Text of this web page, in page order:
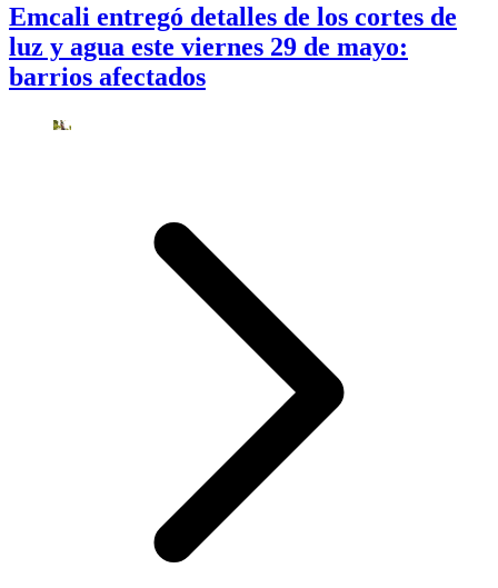
Emcali entregó detalles de los cortes de
luz y agua este viernes 29 de mayo:
barrios afectados